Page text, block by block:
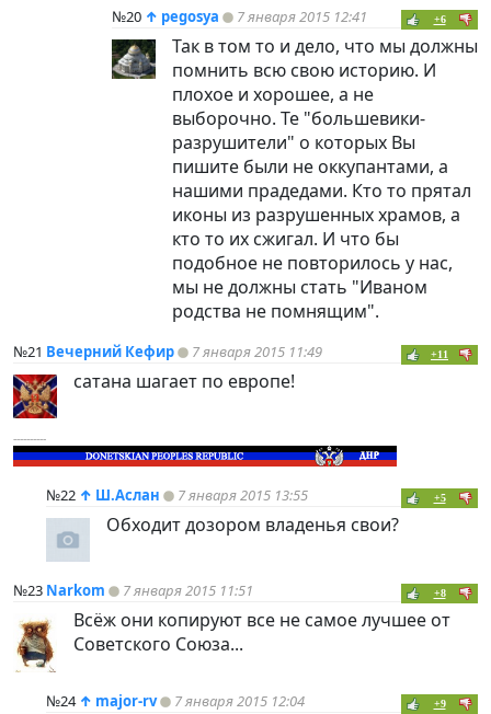
№20 ↑ pegosya 7 января 2015 12:41 +6
Так в том то и дело, что мы должны
помнить всю свою историю. И
плохое и хорошее, а не
выборочно. Те "большевики-
разрушители" о которых Вы
пишите были не оккупантами, а
нашими прадедами. Кто то прятал
иконы из разрушенных храмов, а
кто то их сжигал. И что бы
подобное не повторилось у нас,
мы не должны стать "Иваном
родства не помнящим".
№21 Вечерний Кефир 7 января 2015 11:49 +11
сатана шагает по европе!
----------
№22 ↑ Ш.Аслан 7 января 2015 13:55 +5
Обходит дозором владенья свои?
№23 Narkom 7 января 2015 11:51 +8
Всёж они копируют все не самое лучшее от
Советского Союза...
№24 ↑ major-rv 7 января 2015 12:04 +9